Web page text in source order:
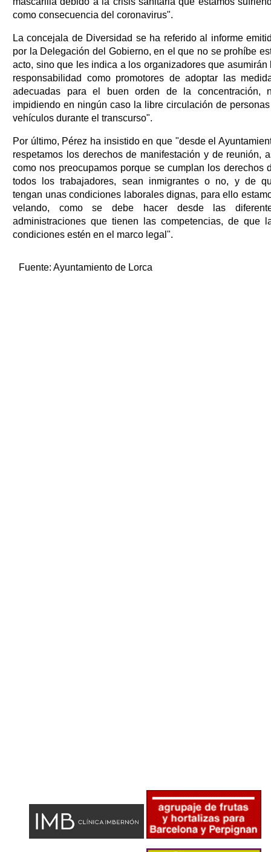
como consecuencia del coronavirus".
La concejala de Diversidad se ha referido al informe
por la Delegación del Gobierno, en el que no se prohíbe
acto, sino que les indica a los organizadores que asumirán
responsabilidad como promotores de adoptar las
adecuadas para el buen orden de la concentración,
impidiendo en ningún caso la libre circulación de
vehículos durante el transcurso".
Por último, Pérez ha insistido en que "desde el
respetamos los derechos de manifestación y de reunión,
como nos preocupamos porque se cumplan los derechos
todos los trabajadores, sean inmigrantes o no, y de
tengan unas condiciones laborales dignas, para ello
velando, como se debe hacer desde las
administraciones que tienen las competencias, de que
condiciones estén en el marco legal".
Fuente: Ayuntamiento de Lorca